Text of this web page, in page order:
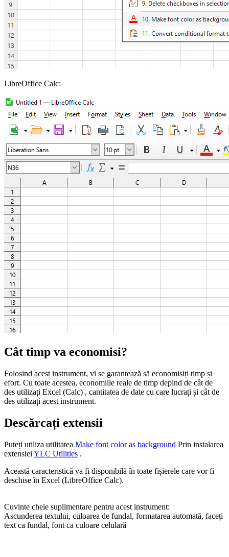
LibreOffice Calc:
Cât timp va economisi?
Folosind acest instrument, vi se garantează să economisiți timp și
efort. Cu toate acestea, economiile reale de timp depind de cât de
des utilizați Excel (Calc) , cantitatea de date cu care lucrați și cât de
des utilizați acest instrument.
Descărcați extensii
Puteți utiliza utilitatea Make font color as background Prin instalarea
extensiei YLC Utilities .
Această caracteristică va fi disponibilă în toate fișierele care vor fi
deschise în Excel (LibreOffice Calc).
Cuvinte cheie suplimentare pentru acest instrument:
Ascunderea textului, culoarea de fundal, formatarea automată, faceți
text ca fundal, font ca culoare celulară